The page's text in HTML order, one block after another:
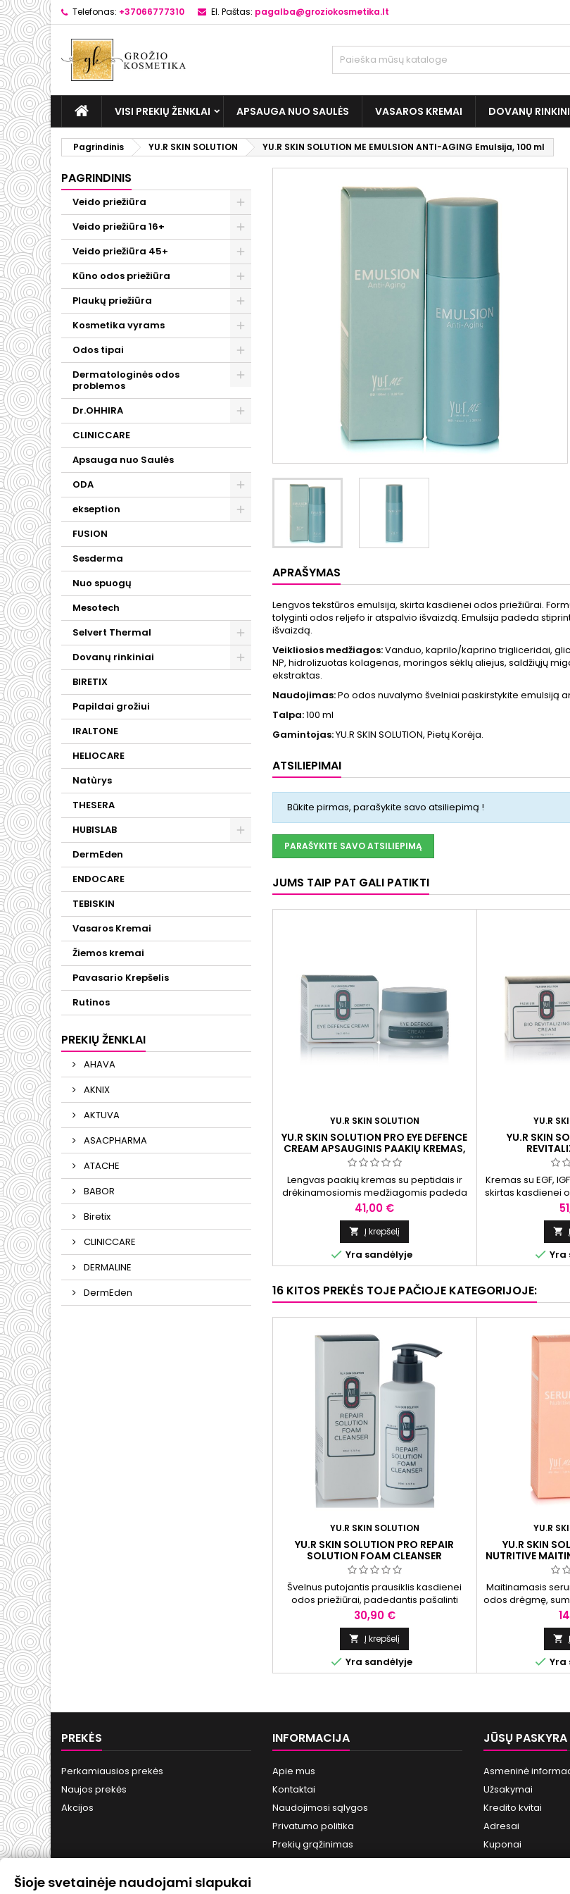
Telefonas: +37066777310 El. Paštas: pagalba@groziokosmetika.lt
VISI PREKIŲ ŽENKLAI APSAUGA NUO SAULĖS VASAROS KREMAI DOVANŲ
Pagrindinis YU.R SKIN SOLUTION YU.R SKIN SOLUTION ME EMULSION ANTI-AGING Emulsija, 100 ml
PAGRINDINIS
Veido priežiūra
Veido priežiūra 16+
Veido priežiūra 45+
Kūno odos priežiūra
Plaukų priežiūra
Kosmetika vyrams
Odos tipai
Dermatologinės odos
problemos
Dr.OHHIRA
CLINICCARE
Apsauga nuo Saulės
ODA
ekseption
FUSION
Sesderma
Nuo spuogų
Mesotech
Selvert Thermal
Dovanų rinkiniai
BIRETIX
Papildai grožiui
IRALTONE
HELIOCARE
Natùrys
THESERA
HUBISLAB
DermEden
ENDOCARE
TEBISKIN
Vasaros Kremai
Žiemos kremai
Pavasario Krepšelis
Rutinos
PREKIŲ ŽENKLAI
AHAVA
AKNIX
AKTUVA
ASACPHARMA
ATACHE
BABOR
Biretix
CLINICCARE
DERMALINE
DermEden
APRAŠYMAS
Lengvos tekstūros emulsija, skirta kasdienei odos priežiūrai.
tolyginti odos reljefo ir atspalvio išvaizdą. Emulsija padeda
išvaizdą.
Veikliosios medžiagos:Vanduo, kaprilo/kaprino trigliceridai,
NP, hidrolizuotas kolagenas, moringos sėklų aliejus, saldžiųjų
ekstraktas.
Naudojimas:Po odos nuvalymo švelniai paskirstykite emulsiją
Talpa:100 ml
Gamintojas:YU.R SKIN SOLUTION, Pietų Korėja.
ATSILIEPIMAI
Būkite pirmas, parašykite savo atsiliepimą !
PARAŠYKITE SAVO ATSILIEPIMĄ
JUMS TAIP PAT GALI PATIKTI
YU.R SKIN SOLUTION
YU.R SKIN SOLUTION PRO EYE DEFENCE
CREAM APSAUGINIS PAAKIŲ KREMAS,
30 G
Lengvas paakių kremas su peptidais ir
drėkinamosiomis medžiagomis padeda
sumažinti paburkimo ir tamsių ratilų
matomumą, suteikia gaivesnę išvaizdą.
Kaina
41,00 €
 Į krepšelį
 Yra sandėlyje
YU.R
YU.R SKIN
Kremas su EGF,
skirtas kasdienei
maitinanti
drėgmės
vizualiai

 Yra
16 KITOS PREKĖS TOJE PAČIOJE KATEGORIJOJE:
YU.R SKIN SOLUTION
YU.R SKIN SOLUTION PRO REPAIR
SOLUTION FOAM CLEANSER
PUTOJANTIS PRAUSIKLIS, 200 ML
Švelnus putojantis prausiklis kasdienei
odos priežiūrai, padedantis pašalinti
nešvarumus ir makiažo likučius bei
suteikti gaivumo pojūtį.
Kaina
30,90 €
 Į krepšelį
 Yra sandėlyje
YU.R
YU.R SKIN
NUTRITIVE
Maitinamasis
odos drėgmę,
suteikti

 Yra
PREKĖS
Perkamiausios prekės
Naujos prekės
Akcijos
INFORMACIJA
Apie mus
Kontaktai
Naudojimosi sąlygos
Privatumo politika
Prekių grąžinimas
JŪSŲ PASKYRA
Asmeninė
Užsakymai
Kredito kvitai
Adresai
Kuponai
Šioje svetainėje naudojami slapukai